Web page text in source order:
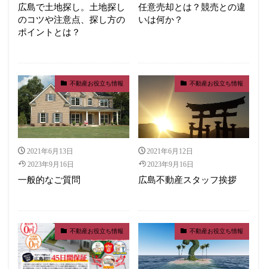
広島で土地探し。土地探し
のコツや注意点、探し方の
ポイントとは？
任意売却とは？競売との違
いは何か？
不動産お役立ち情報
2021年6月13日
2023年9月16日
一般的なご質問
不動産お役立ち情報
2021年6月12日
2023年9月16日
広島不動産スタッフ挨拶
不動産お役立ち情報 不動産お役立ち情報